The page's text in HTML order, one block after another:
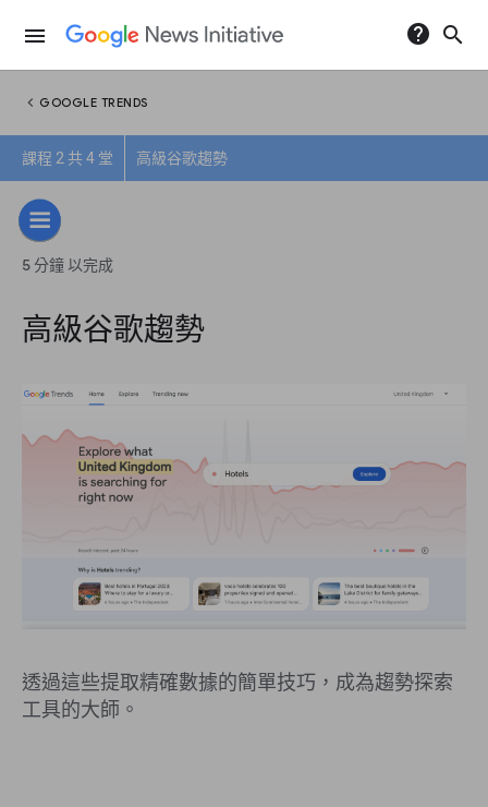
menu help search
chevron_left GOOGLE TRENDS
課程 2 共 4 堂 高級谷歌趨勢
5 分鐘 以完成
高級谷歌趨勢
透過這些提取精確數據的簡單技巧，成為趨勢探索
工具的大師。